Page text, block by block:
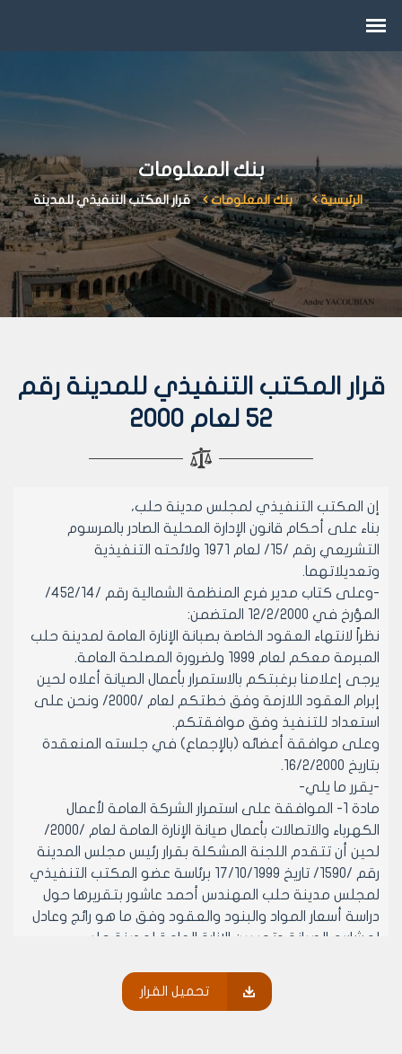
بنك المعلومات
الرئيسية بنك المعلومات قرار المكتب التنفيذي للمدينة
قرار المكتب التنفيذي للمدينة رقم
52 لعام 2000
إن المكتب التنفيذي لمجلس مدينة حلب،
بناء على أحكام قانون الإدارة المحلية الصادر بالمرسوم
التشريعي رقم /15/ لعام 1971 ولائحته التنفيذية
وتعديلاتهما.
-وعلى كتاب مدير فرع المنظمة الشمالية رقم /452/14/
المؤرخ في 12/2/2000 المتضمن:
نظراً لانتهاء العقود الخاصة بصبانة الإنارة العامة لمدينة حلب
المبرمة معكم لعام 1999 ولضرورة المصلحة العامة.
يرجى إعلامنا برغبتكم بالاستمرار بأعمال الصيانة أعلاه لحين
إبرام العقود اللازمة وفق خطتكم لعام /2000/ ونحن على
استعداد للتنفيذ وفق موافقتكم.
وعلى موافقة أعضائه (بالإجماع) في جلسته المنعقدة
بتاريخ 16/2/2000.
-يقرر ما يلي-
مادة 1- الموافقة على استمرار الشركة العامة لأعمال
الكهرباء والاتصالات بأعمال صيانة الإنارة العامة لعام /2000/
لحين أن تتقدم اللجنة المشكلة بقرار رئيس مجلس المدينة
رقم /1590/ تاريخ 17/10/1999 برئاسة عضو المكتب التنفيذي
لمجلس مدينة حلب المهندس أحمد عاشور بتقريرها حول
دراسة أسعار المواد والبنود والعقود وفق ما هو رائج وعادل
لمشاريع الصيانة وتحسين الإنارة العامة لمدينة حلب..
حلب ويبلغ من يلزم لتنفيذه أصولاً.
تحميل القرار